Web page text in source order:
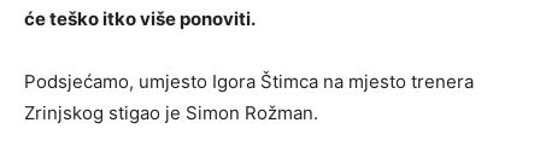
će teško itko više ponoviti.
Podsjećamo, umjesto Igora Štimca na mjesto trenera
Zrinjskog stigao je Simon Rožman.